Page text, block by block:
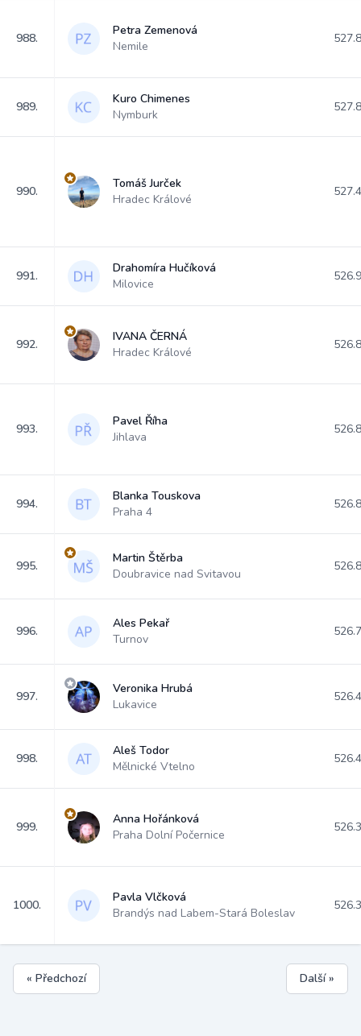
988.
Petra Zemenová
Nemile
989.
Kuro Chimenes
Nymburk
990.
Tomáš Jurček
Hradec Králové
991.
Drahomíra Hučíková
Milovice
992.
IVANA ČERNÁ
Hradec Králové
993.
Pavel Říha
Jihlava
994.
Blanka Touskova
Praha 4
995.
Martin Štěrba
Doubravice nad Svitavou
996.
Ales Pekař
Turnov
997.
Veronika Hrubá
Lukavice
998.
Aleš Todor
Mělnické Vtelno
999.
Anna Hořánková
Praha Dolní Počernice
1000.
Pavla Vlčková
Brandýs nad Labem-Stará Boleslav
« Předchozí Další »